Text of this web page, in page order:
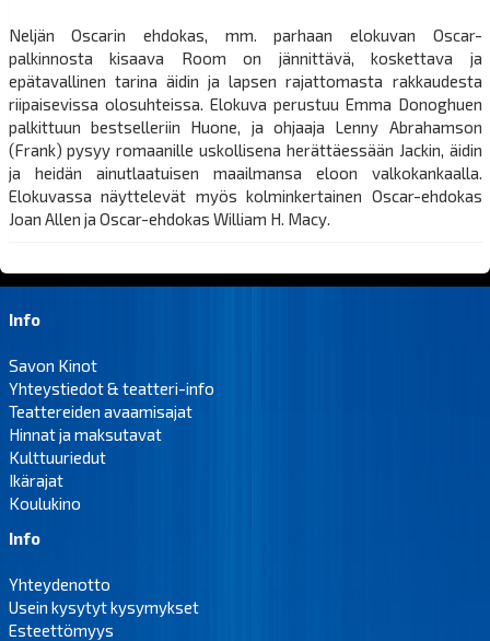
Neljän Oscarin ehdokas, mm. parhaan elokuvan Oscar-
palkinnosta kisaava Room on jännittävä, koskettava ja
epätavallinen tarina äidin ja lapsen rajattomasta rakkaudesta
riipaisevissa olosuhteissa. Elokuva perustuu Emma Donoghuen
palkittuun bestselleriin Huone, ja ohjaaja Lenny Abrahamson
(Frank) pysyy romaanille uskollisena herättäessään Jackin, äidin
ja heidän ainutlaatuisen maailmansa eloon valkokankaalla.
Elokuvassa näyttelevät myös kolminkertainen Oscar-ehdokas
Joan Allen ja Oscar-ehdokas William H. Macy.
Info
Savon Kinot
Yhteystiedot & teatteri-info
Teattereiden avaamisajat
Hinnat ja maksutavat
Kulttuuriedut
Ikärajat
Koulukino
Info
Yhteydenotto
Usein kysytyt kysymykset
Esteettömyys